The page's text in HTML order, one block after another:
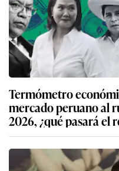
Termómetro
mercado peruano al
2026, ¿qué pasará el